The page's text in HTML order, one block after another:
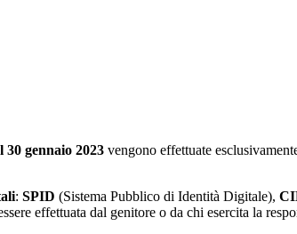
30 gennaio 2023 vengono effettuate
: SPID (Sistema Pubblico di Identità Digitale),
effettuata dal genitore o da chi esercita la